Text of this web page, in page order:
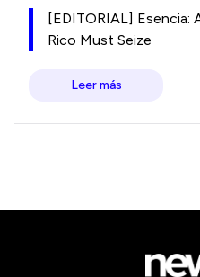
[EDITORIAL]
Rico Must Seize
Leer más